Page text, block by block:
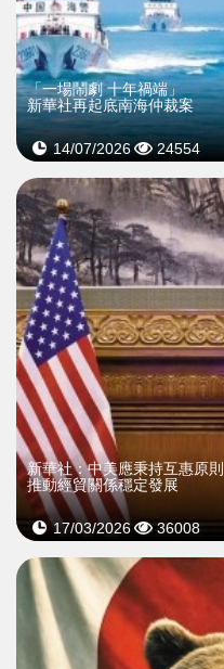
「一場鬧劇 十年禍端」
新華社再起底南海仲裁案
14/07/2026 24554
新華社：中美應秉持互惠原則
推動經貿關係穩定發展
17/03/2026 36008